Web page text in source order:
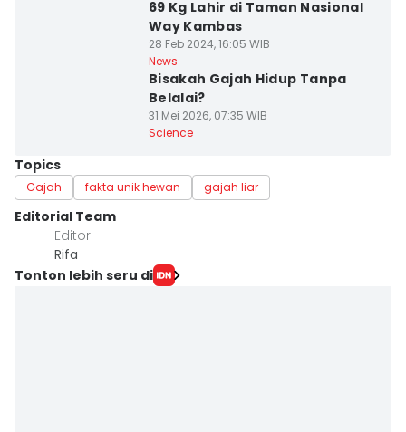
69 Kg Lahir di Taman Nasional
Way Kambas
28 Feb 2024, 16:05 WIB
News
Bisakah Gajah Hidup Tanpa
Belalai?
31 Mei 2026, 07:35 WIB
Science
Topics
Gajah fakta unik hewan gajah liar
Editorial Team
Editor
Rifa
Tonton lebih seru di